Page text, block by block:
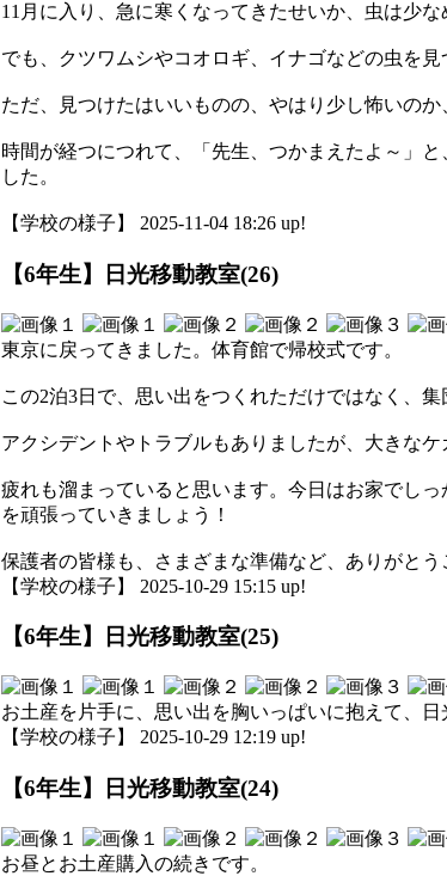
11月に入り、急に寒くなってきたせいか、虫は少な
でも、クツワムシやコオロギ、イナゴなどの虫を
ただ、見つけたはいいものの、やはり少し怖いの
時間が経つにつれて、「先生、つかまえたよ～」
した。
【学校の様子】 2025-11-04 18:26 up!
【6年生】日光移動教室(26)
東京に戻ってきました。体育館で帰校式です。
この2泊3日で、思い出をつくれただけではなく、
アクシデントやトラブルもありましたが、大きな
疲れも溜まっていると思います。今日はお家でし
を頑張っていきましょう！
保護者の皆様も、さまざまな準備など、ありがとう
【学校の様子】 2025-10-29 15:15 up!
【6年生】日光移動教室(25)
お土産を片手に、思い出を胸いっぱいに抱えて、
【学校の様子】 2025-10-29 12:19 up!
【6年生】日光移動教室(24)
お昼とお土産購入の続きです。